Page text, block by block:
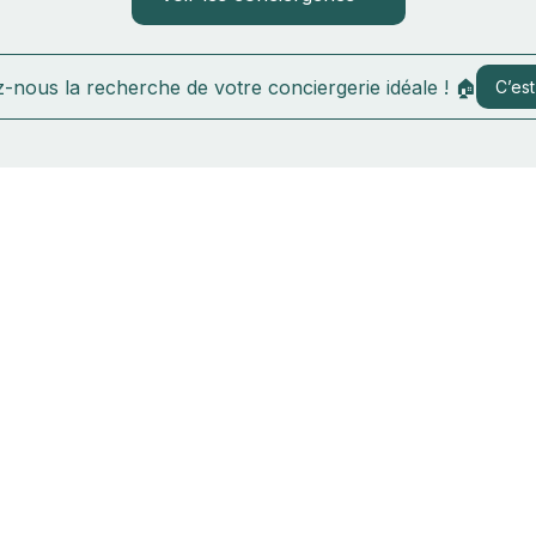
nous la recherche de votre conciergerie idéale ! 🏠